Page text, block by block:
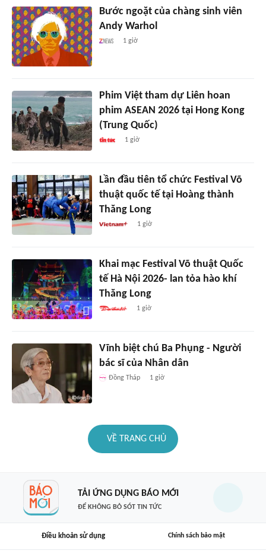
Bước ngoặt của chàng sinh viên
Andy Warhol
1 giờ
Phim Việt tham dự Liên hoan
phim ASEAN 2026 tại Hong Kong
(Trung Quốc)
1 giờ
Lần đầu tiên tổ chức Festival Võ
thuật quốc tế tại Hoàng thành
Thăng Long
1 giờ
Khai mạc Festival Võ thuật Quốc
tế Hà Nội 2026- lan tỏa hào khí
Thăng Long
1 giờ
Vĩnh biệt chú Ba Phụng - Người
bác sĩ của Nhân dân
Đồng Tháp 1 giờ
VỀ TRANG CHỦ
TẢI ỨNG DỤNG BÁO MỚI
ĐỂ KHÔNG BỎ SÓT TIN TỨC
Điều khoản sử dụng Chính sách bảo mật